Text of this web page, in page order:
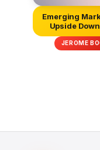
Emerging
Upside
JEROME